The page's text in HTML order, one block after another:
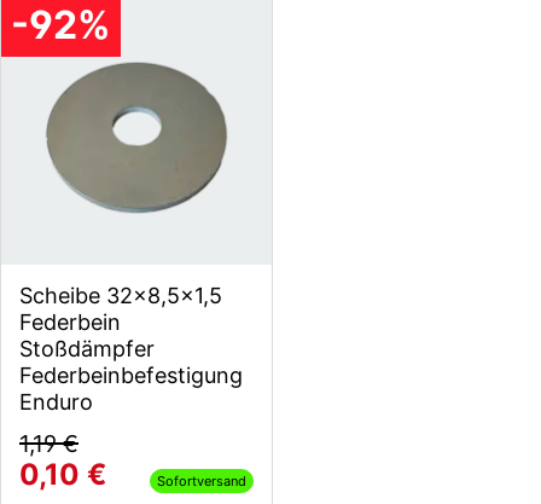
Scheibe 32x8,5x1,5
Federbein
Stoßdämpfer
Federbeinbefestigung
Enduro
1,19 €
-92%
0,10 € Sofortversand